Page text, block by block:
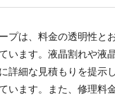
プは、料金の透明性と
います。液晶割れや液
詳細な見積もりを提示
います。また、修理料